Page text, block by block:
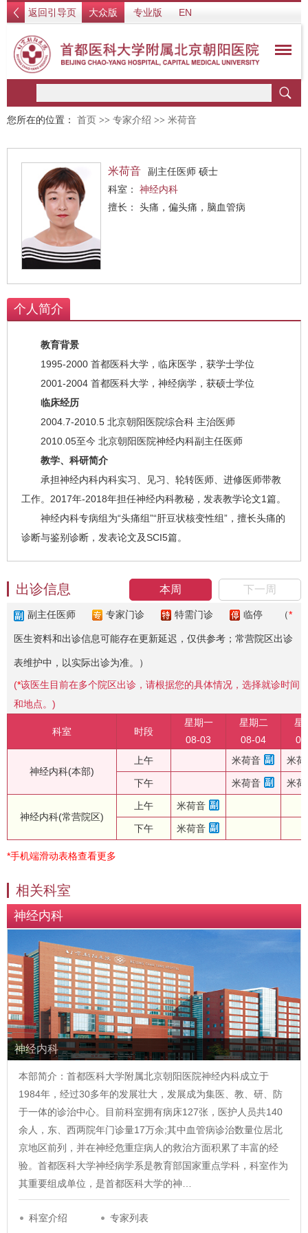
返回引导页 大众版 专业版 EN
您所在的位置： 首页 >> 专家介绍 >> 米荷音
米荷音
副主任医师 硕士
科室： 神经内科
擅长： 头痛，偏头痛，脑血管病
个人简介
教育背景
1995-2000 首都医科大学，临床医学，获学士学位
2001-2004 首都医科大学，神经病学，获硕士学位
临床经历
2004.7-2010.5 北京朝阳医院综合科 主治医师
2010.05至今 北京朝阳医院神经内科副主任医师
教学、科研简介
承担神经内科内科实习、见习、轮转医师、进修医师带教
工作。2017年-2018年担任神经内科教秘，发表教学论文1篇。
神经内科专病组为“头痛组”“肝豆状核变性组”，擅长头痛的
诊断与鉴别诊断，发表论文及SCI5篇。
本周 下一周
出诊信息
副主任医师 专家门诊 特需门诊 临停 （*
医生资料和出诊信息可能存在更新延迟，仅供参考；常营院区出诊
表维护中，以实际出诊为准。）
(*该医生目前在多个院区出诊，请根据您的具体情况，选择就诊时间
和地点。)
科室 时段
星期一
08-03
星期二
08-04
星
神经内科(本部)
上午 米荷音 米
下午 米荷音 米
神经内科(常营院区)
上午 米荷音
下午 米荷音
*手机端滑动表格查看更多
相关科室
神经内科
神经内科
本部简介：首都医科大学附属北京朝阳医院神经内科成立于
1984年，经过30多年的发展壮大，发展成为集医、教、研、防
于一体的诊治中心。目前科室拥有病床127张，医护人员共140
余人，东、西两院年门诊量17万余;其中血管病诊治数量位居北
京地区前列，并在神经危重症病人的救治方面积累了丰富的经
验。首都医科大学神经病学系是教育部国家重点学科，科室作为
其重要组成单位，是首都医科大学的神…
科室介绍 专家列表